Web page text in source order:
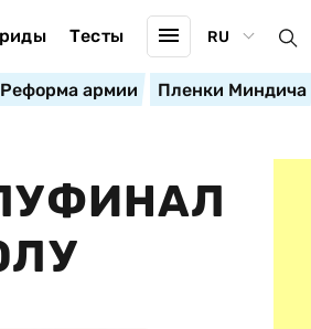
Тесты RU
Реформа армии Пленки Миндича